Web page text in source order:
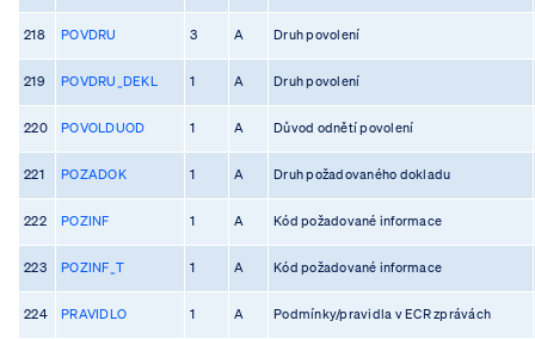
218 POVDRU 3 A Druh povolení
219 POVDRU_DEKL 1 A Druh povolení
220 POVOLDUOD 1 A Důvod odnětí povolení
221 POZADOK 1 A Druh požadovaného dokladu
222 POZINF 1 A Kód požadované informace
223 POZINF_T 1 A Kód požadované informace
224 PRAVIDLO 1 A Podmínky/pravidla v ECR zprávách